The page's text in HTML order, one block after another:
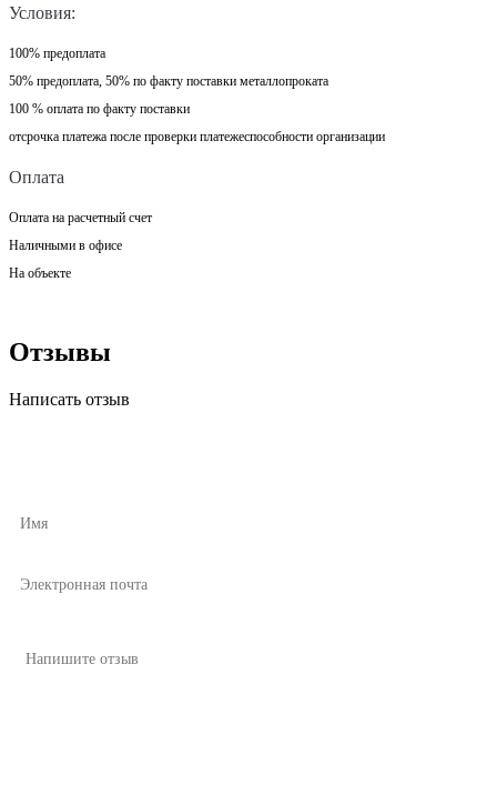
Условия:
100% предоплата
50% предоплата, 50% по факту поставки металлопроката
100 % оплата по факту поставки
отсрочка платежа после проверки платежеспособности организации
Оплата
Оплата на расчетный счет
Наличными в офисе
На объекте
Отзывы
Написать отзыв